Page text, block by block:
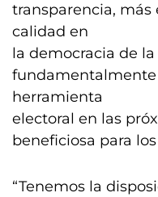
transparencia,
calidad en
la democracia de
fundamentalmente
herramienta
electoral en las
beneficiosa para los
“Tenemos la